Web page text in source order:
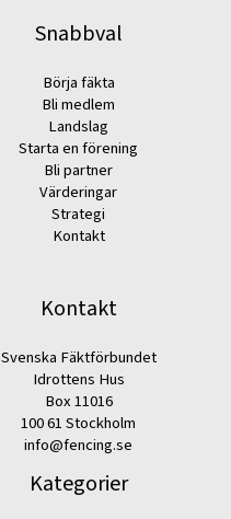
Snabbval
Börja fäkta
Bli medlem
Landslag
Starta en förening
Bli partner
Värderingar
Strategi
Kontakt
Kontakt
Svenska Fäktförbundet
Idrottens Hus
Box 11016
100 61 Stockholm
info@fencing.se
Kategorier